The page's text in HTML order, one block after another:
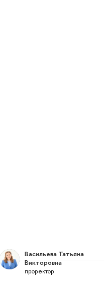
Васильева Татьяна
Викторовна
проректор